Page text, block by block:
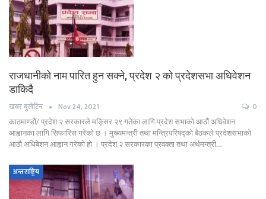
राजधानीको नाम पारित हुन सक्ने, प्रदेश २ को प्रदेशसभा अधिवेशन
डाकिदै
खबर बुलेटिन Nov 24, 2021 0
काठमाण्डौं/ प्रदेश २ सरकारले मङ्सिर २९ गतेका लागि प्रदेश सभाको आठौं अधिवेशन
आह्वानका लागि सिफारिस गरेको छ । मुख्यमन्त्री तथा मन्त्रिपरिषद्को बैठकले प्रदेशसभाको
आठौ अधिबेशन आह्वान गरेको हो । प्रदेश २ सरकारका प्रवक्ता तथा अर्थमन्त्री…
अन्तराष्ट्रिय